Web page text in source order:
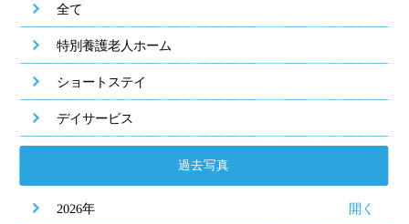
全て
特別養護老人ホーム
ショートステイ
デイサービス
過去写真
2026年